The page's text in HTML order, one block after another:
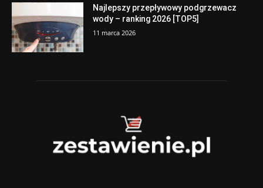
Najlepszy przepływowy podgrzewacz
wody – ranking 2026 [TOP5]
11 marca 2026